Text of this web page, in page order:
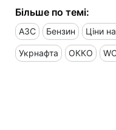
Більше по темі:
АЗС Бензин Ціни
Укрнафта ОККО